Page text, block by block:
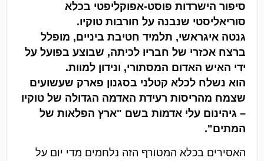
סיפור הישרדות פוסט-אפוקליפטי בכלא
סוריאליסטי שנבנה על חורבות טוקיו.
גנטה איגראשי, תלמיד חטיבת ביניים, מופלל
ברצח אכזרי של חבריו לכיתה, שבוצע בפועל על
ידי האיש האדום המסתורי, ונידון למוות.
הוא נשלח לכלא קטלני בסגנון פארק שעשועים
שצמח מהריסות רעידת האדמה הגדולה של טוקיו
– גיהינום עלי אדמות בשם "ארץ הפלאות של
המתים".
האסירים בכלא המטורף הזה נלחמים מדי יום על